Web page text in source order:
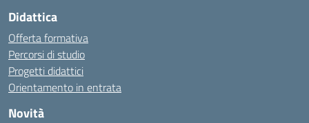
Didattica
Offerta formativa
Percorsi di studio
Progetti didattici
Orientamento in entrata
Novità